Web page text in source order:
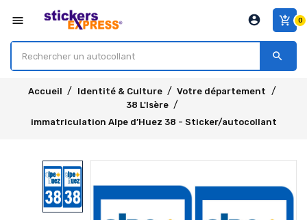
menu add_shopping_cart 0
account_circle
search
Accueil Identité & Culture
Votre département
38 L'Isère
immatriculation Alpe d’Huez 38 - Sticker/autocollant